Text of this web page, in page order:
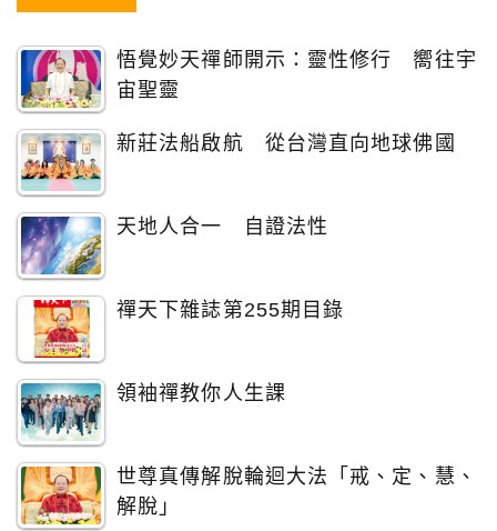
悟覺妙天禪師開示：靈性修行 嚮往宇
宙聖靈
新莊法船啟航 從台灣直向地球佛國
天地人合一 自證法性
禪天下雜誌第255期目錄
領袖禪教你人生課
世尊真傳解脫輪迴大法「戒、定、慧、
解脫」